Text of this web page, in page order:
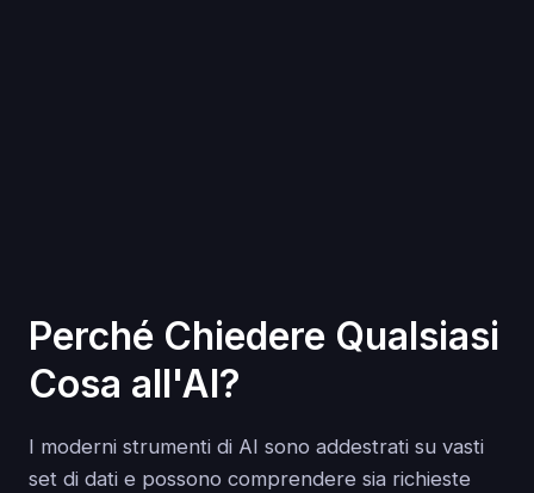
Perché Chiedere Qualsiasi
Cosa all'AI?
I moderni strumenti di AI sono addestrati su vasti
set di dati e possono comprendere sia richieste